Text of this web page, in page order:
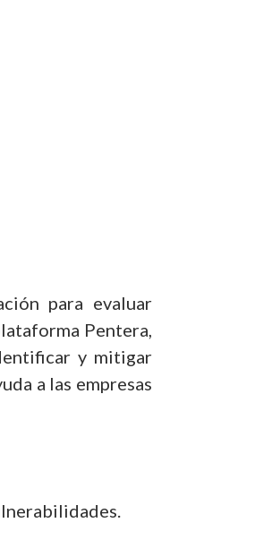
para evaluar
Pentera,
y mitigar
a las empresas